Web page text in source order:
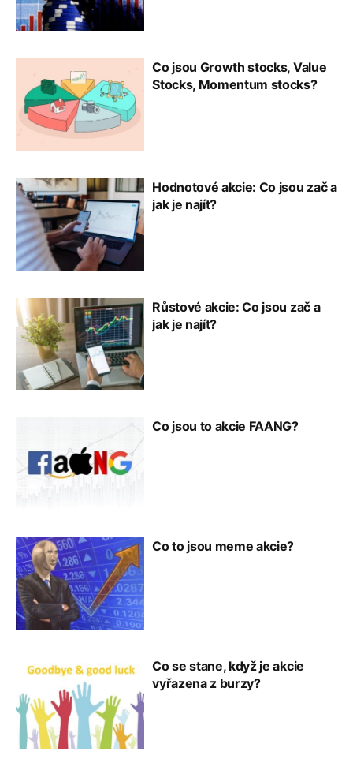
Co jsou Growth stocks, Value
Stocks, Momentum stocks?
Hodnotové akcie: Co jsou zač a
jak je najít?
Růstové akcie: Co jsou zač a
jak je najít?
Co jsou to akcie FAANG?
Co to jsou meme akcie?
Co se stane, když je akcie
vyřazena z burzy?